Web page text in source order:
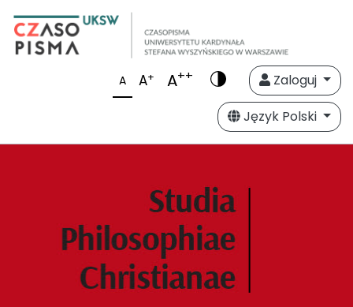
A A+ A++
Zaloguj
Język Polski